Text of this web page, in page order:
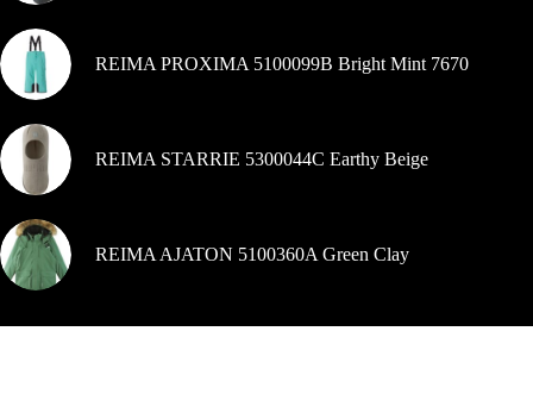
REIMA PROXIMA 5100099B Bright Mint 7670
REIMA STARRIE 5300044C Earthy Beige
REIMA AJATON 5100360A Green Clay